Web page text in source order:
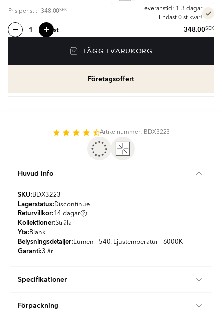
Pris per st : 348.00SEK
Leveranstid: 1-3 dagar
Endast 0 st kvar!
st 348.00SEK
LÄGG I VARUKORG
Företagsoffert
Artikelnummer: BDX3223
Huvud info
SKU: BDX3223
Lagerstatus: Discontinue
Returvillkor:14 dagar
Kollektioner:Stråla
Yta: Blank
Belysningsdetaljer: Lumen - 540, Ljustemperatur - 6000K
Garanti:3 år
Specifikationer
Färg:
Land: Spanien
Förpackning